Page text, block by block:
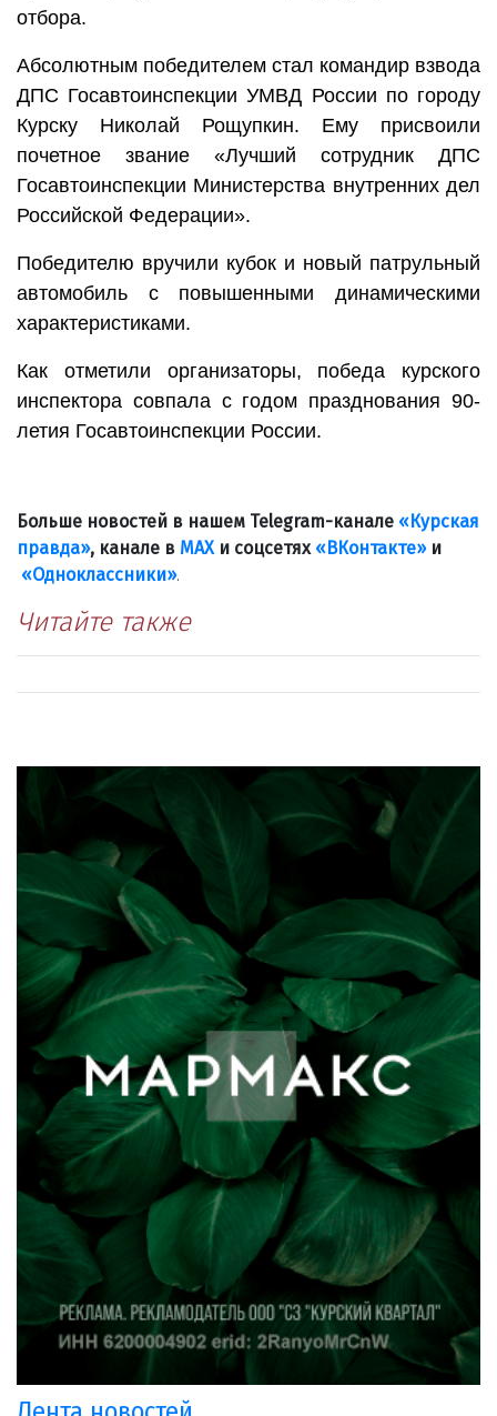
отбора.
Абсолютным победителем стал командир взвода
ДПС Госавтоинспекции УМВД России по городу
Курску Николай Рощупкин. Ему присвоили
почетное звание «Лучший сотрудник ДПС
Госавтоинспекции Министерства внутренних дел
Российской Федерации».
Победителю вручили кубок и новый патрульный
автомобиль с повышенными динамическими
характеристиками.
Как отметили организаторы, победа курского
инспектора совпала с годом празднования 90-
летия Госавтоинспекции России.
Больше новостей в нашем Telegram-канале «Курская
правда», канале в МАХи соцсетях «ВКонтакте»и
«Одноклассники».
Читайте также